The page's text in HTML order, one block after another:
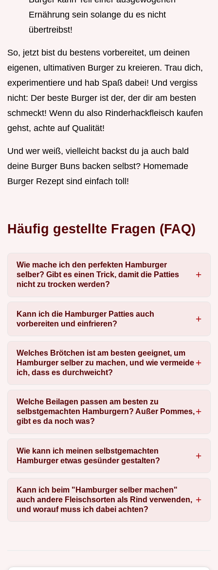
Ernährung sein solange du es nicht
übertreibst!
So, jetzt bist du bestens vorbereitet, um deinen
eigenen, ultimativen Burger zu kreieren. Trau dich,
experimentiere und hab Spaß dabei! Und vergiss
nicht: Der beste Burger ist der, der dir am besten
schmeckt! Wenn du also Rinderhackfleisch kaufen
gehst, achte auf Qualität!
Und wer weiß, vielleicht backst du ja auch bald
deine Burger Buns backen selbst? Homemade
Burger Rezept sind einfach toll!
Häufig gestellte Fragen (FAQ)
Wie mache ich den perfekten Hamburger
selber? Gibt es einen Trick, damit die Patties
nicht zu trocken werden?
Kann ich die Hamburger Patties auch
vorbereiten und einfrieren?
Welches Brötchen ist am besten geeignet, um
Hamburger selber zu machen, und wie vermeide
ich, dass es durchweicht?
Welche Beilagen passen am besten zu
selbstgemachten Hamburgern? Außer Pommes,
gibt es da noch was?
Wie kann ich meinen selbstgemachten
Hamburger etwas gesünder gestalten?
Kann ich beim "Hamburger selber machen"
auch andere Fleischsorten als Rind verwenden,
und worauf muss ich dabei achten?